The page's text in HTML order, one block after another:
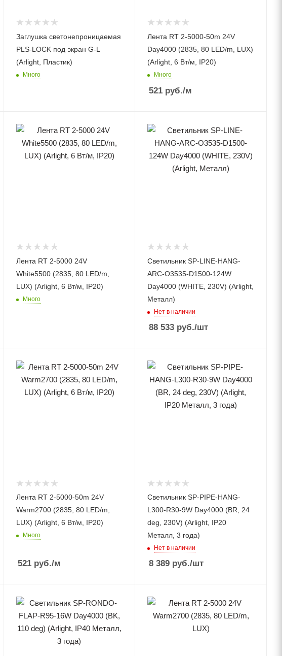
Заглушка светонепроницаемая
PLS-LOCK под экран G-L
(Arlight, Пластик)
Много
Лента RT 2-5000-50m 24V
Day4000 (2835, 80 LED/m, LUX)
(Arlight, 6 Вт/м, IP20)
Много
521 руб./м
Лента RT 2-5000 24V
White5500 (2835, 80 LED/m,
LUX) (Arlight, 6 Вт/м, IP20)
Много
Светильник SP-LINE-HANG-
ARC-O3535-D1500-124W
Day4000 (WHITE, 230V) (Arlight,
Металл)
Нет в наличии
88 533 руб./шт
Лента RT 2-5000-50m 24V
Warm2700 (2835, 80 LED/m,
LUX) (Arlight, 6 Вт/м, IP20)
Много
521руб./м
Светильник SP-PIPE-HANG-
L300-R30-9W Day4000 (BR, 24
deg, 230V) (Arlight, IP20
Металл, 3 года)
Нет в наличии
8 389 руб./шт